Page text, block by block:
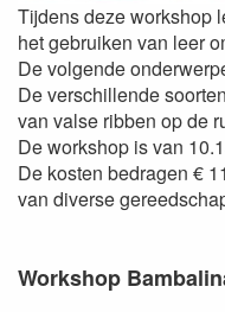
Tijdens deze workshop
het gebruiken van leer
De volgende
De verschillende
van valse ribben op de
De workshop is van
De kosten bedragen €
van diverse
Workshop